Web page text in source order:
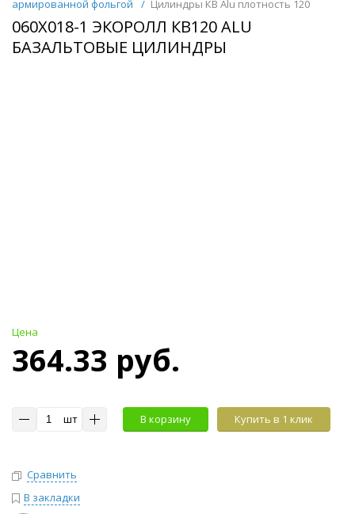
армированной фольгой
/ Цилиндры КВ Alu плотность 120
060Х018-1 ЭКОРОЛЛ КВ120 ALU
БАЗАЛЬТОВЫЕ ЦИЛИНДРЫ
Цена
364.33 руб.
шт В корзину Купить в 1 клик
Сравнить
В закладки